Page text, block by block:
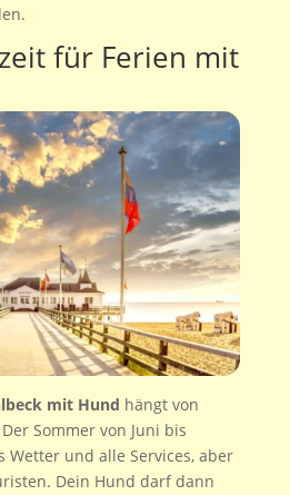
für Ferien mit
mit Hund hängt von
Sommer von Juni bis
Wetter und alle Services, aber
Dein Hund darf dann